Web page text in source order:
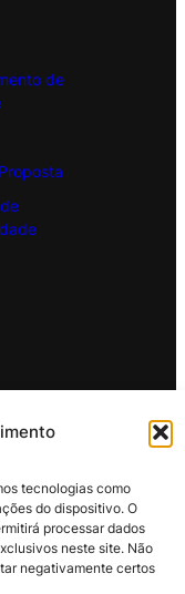
tecnologias como
do dispositivo. O
processar dados
neste site. Não
negativamente certos
de